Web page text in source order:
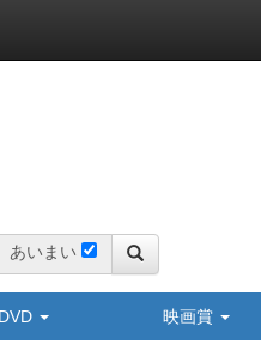
あいまい
映画賞